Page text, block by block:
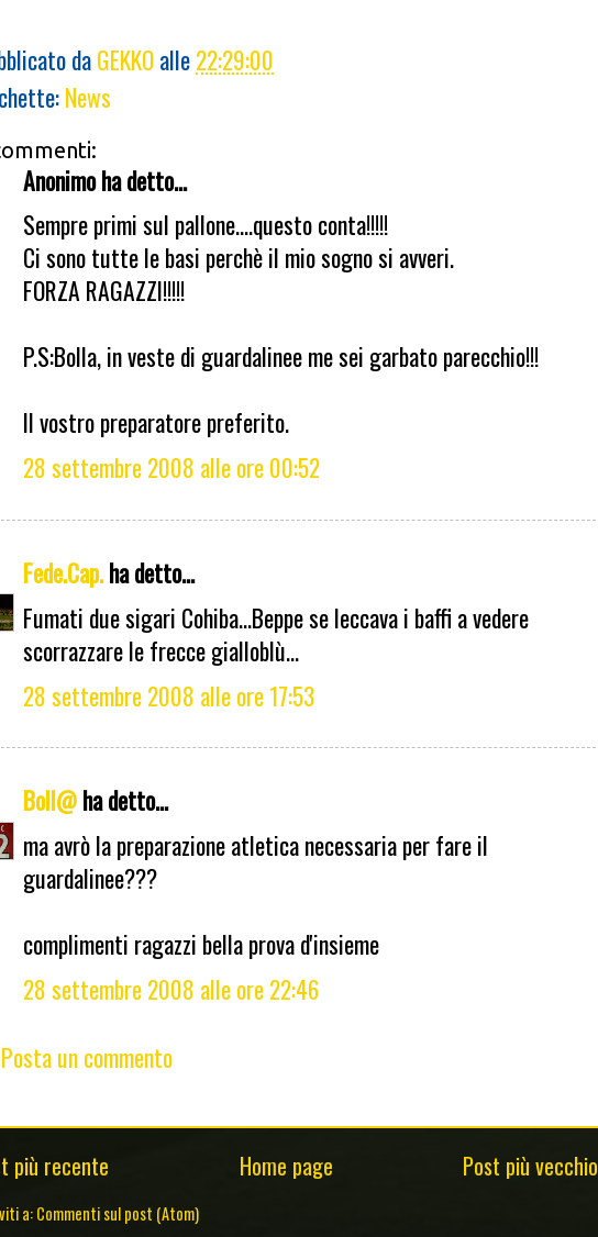
daGEKKOalle22:29:00
News
Anonimo ha detto...
Sempre primi sul pallone....questo conta!!!!!
Ci sono tutte le basi perchè il mio sogno si avveri.
FORZA RAGAZZI!!!!!
P.S:Bolla, in veste di guardalinee me sei garbato parecchio!!!
Il vostro preparatore preferito.
28 settembre 2008 alle ore 00:52
Fede.Cap.ha detto...
Fumati due sigari Cohiba...Beppe se leccava i baffi a vedere
scorrazzare le frecce gialloblù...
28 settembre 2008 alle ore 17:53
Boll@ha detto...
ma avrò la preparazione atletica necessaria per fare il
guardalinee???
complimenti ragazzi bella prova d'insieme
28 settembre 2008 alle ore 22:46
Posta un commento
più recente Post più vecchio
Home page
a:Commenti sul post (Atom)